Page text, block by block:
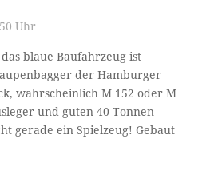
Uhr
blaue Baufahrzeug ist
der Hamburger
wahrscheinlich M 152 oder M
und guten 40 Tonnen
gerade ein Spielzeug! Gebaut